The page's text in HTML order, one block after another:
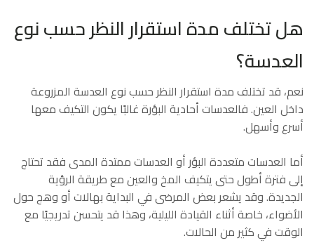
هل تختلف مدة استقرار النظر حسب نوع
العدسة؟
نعم، قد تختلف مدة استقرار النظر حسب نوع العدسة المزروعة
داخل العين. فالعدسات أحادية البؤرة غالبًا يكون التكيف معها
أسرع وأسهل.
أما العدسات متعددة البؤر أو العدسات ممتدة المدى فقد تحتاج
إلى فترة أطول حتى يتكيف المخ والعين مع طريقة الرؤية
الجديدة. وقد يشعر بعض المرضى في البداية بهالات أو وهج حول
الأضواء، خاصة أثناء القيادة الليلية، وهذا قد يتحسن تدريجيًا مع
الوقت في كثير من الحالات.